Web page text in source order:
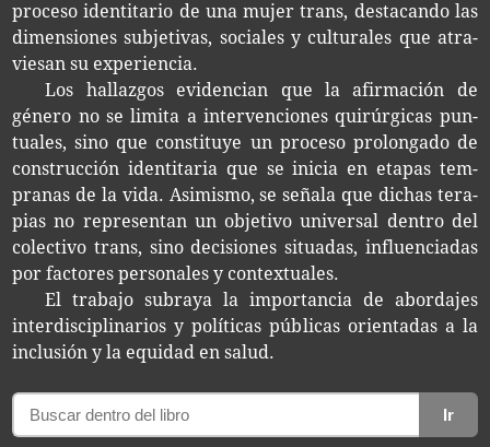
pro­ce­so iden­ti­ta­rio de una mujer trans, des­ta­can­do las
dimen­sio­nes sub­je­ti­vas, socia­les y cul­tu­ra­les que atra­
vie­san su experiencia.
Los hallaz­gos evi­den­cian que la afir­ma­ción de
géne­ro no se limi­ta a inter­ven­cio­nes qui­rúr­gi­cas pun­
tua­les, sino que cons­ti­tu­ye un pro­ce­so pro­lon­ga­do de
cons­truc­ción iden­ti­ta­ria que se ini­cia en eta­pas tem­
pra­nas de la vida. Asi­mis­mo, se seña­la que dichas tera­
pias no repre­sen­tan un obje­ti­vo uni­ver­sal den­tro del
colec­ti­vo trans, sino deci­sio­nes situa­das, influen­cia­das
por fac­to­res per­so­na­les y contextuales.
El tra­ba­jo sub­ra­ya la impor­tan­cia de abor­da­jes
inter­dis­ci­pli­na­rios y polí­ti­cas públi­cas orien­ta­das a la
inclu­sión y la equi­dad en salud.
Ir